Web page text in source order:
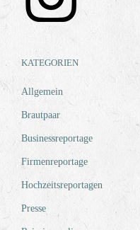
KATEGORIEN
Allgemein
Brautpaar
Businessreportage
Firmenreportage
Hochzeitsreportagen
Presse